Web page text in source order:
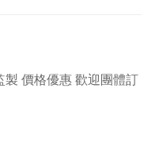
製 價格優惠 歡迎團體訂